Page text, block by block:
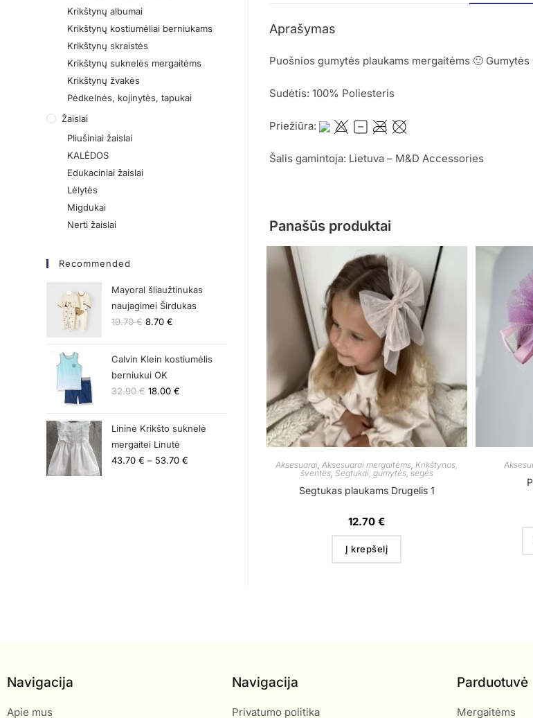
Aprašymas
Puošnios gumytės plaukams mergaitėms 🙂
Sudėtis: 100% Poliesteris
Priežiūra:
Šalis gamintoja: Lietuva – M&D Accessories
Panašūs produktai
Aksesuarai ,Aksesuarai mergaitėms Krikštynos,
šventės, Segtukai, gumytės, segės
Segtukas plaukams Drugelis 1
12.70€
Į krepšelį
Krikštynų albumai
Krikštynų kostiumėliai berniukams
Krikštynų skraistės
Krikštynų suknelės mergaitėms
Krikštynų žvakės
Pėdkelnės, kojinytės, tapukai
Žaislai
Pliušiniai žaislai
KALĖDOS
Edukaciniai žaislai
Lėlytės
Migdukai
Nerti žaislai
Recommended
Mayoral šliaužtinukas
naujagimei Širdukas
19.70€ 8.70€
Calvin Klein kostiumėlis
berniukui OK
32.90€ 18.00€
Lininė Krikšto suknelė
mergaitei Linutė
43.70€ – 53.70€
Navigacija
Apie mus
Navigacija
Privatumo politika
Parduotuvė
Mergaitėms